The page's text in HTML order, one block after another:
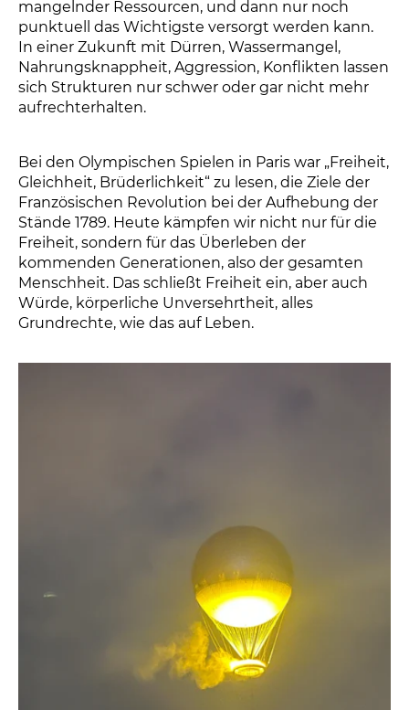
mangelnder Ressourcen, und dann nur noch
punktuell das Wichtigste versorgt werden kann.
In einer Zukunft mit Dürren, Wassermangel,
Nahrungsknappheit, Aggression, Konflikten lassen
sich Strukturen nur schwer oder gar nicht mehr
aufrechterhalten.
Bei den Olympischen Spielen in Paris war „Freiheit,
Gleichheit, Brüderlichkeit“ zu lesen, die Ziele der
Französischen Revolution bei der Aufhebung der
Stände 1789. Heute kämpfen wir nicht nur für die
Freiheit, sondern für das Überleben der
kommenden Generationen, also der gesamten
Menschheit. Das schließt Freiheit ein, aber auch
Würde, körperliche Unversehrtheit, alles
Grundrechte, wie das auf Leben.